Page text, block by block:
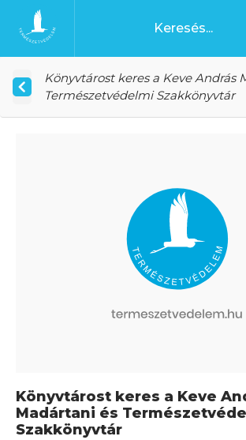
Ugrás a tartalomhoz
Főoldal
Könyvtárost keres a Keve András
Természetvédelmi Szakkönyvtár
Könyvtárost keres a Keve
Madártani és
Szakkönyvtár